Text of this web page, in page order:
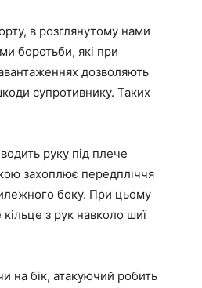
в розглянутому нами
боротьби, які при
дозволяють
супротивнику. Таких
руку під плече
захоплює передпліччя
боку. При цьому
з рук навколо шиї
на бік, атакуючий робить